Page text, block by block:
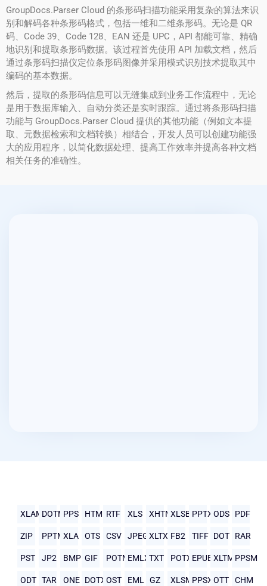
GroupDocs.Parser Cloud 的条形码扫描功能采用复杂的算法来识
别和解码各种条形码格式，包括一维和二维条形码。无论是 QR
码、Code 39、Code 128、EAN 还是 UPC，API 都能可靠、精确
地识别和提取条形码数据。该过程首先使用 API 加载文档，然后
通过条形码扫描仪定位条形码图像并采用模式识别技术提取其中
编码的基本数据。
然后，提取的条形码信息可以无缝集成到业务工作流程中，无论
是用于数据库输入、自动分类还是实时跟踪。通过将条形码扫描
功能与 GroupDocs.Parser Cloud 提供的其他功能（例如文本提
取、元数据检索和文档转换）相结合，开发人员可以创建功能强
大的应用程序，以简化数据处理、提高工作效率并提高各种文档
相关任务的准确性。
XLAMDOTMPPS HTMLRTF XLS XHTMLXLSB PPTX ODS PDF
ZIP PPTMXLA OTS CSV JPEG XLTX FB2 TIFF DOT RAR
PST JP2 BMP GIF POTMEMLXTXT POTX EPUB XLTM PPSM
ODT TAR ONE DOTXOST EML GZ XLSM PPSX OTT CHM